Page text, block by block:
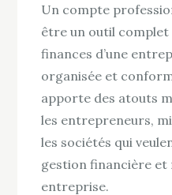
Un compte
être un outil
finances d’une
organisée et
apporte des atouts
les entrepreneurs,
les sociétés qui
gestion financière
entreprise.